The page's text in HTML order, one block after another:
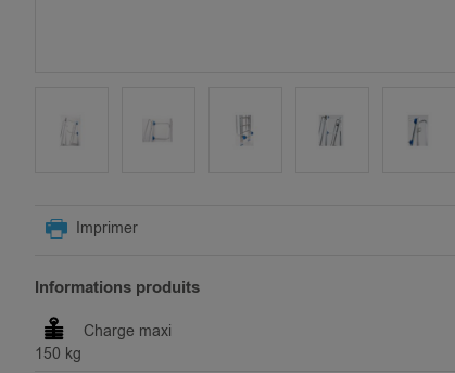
THE
THE
IMAGES
GALLERY
Imprimer
Informations produits
150 kg
Charge maxi